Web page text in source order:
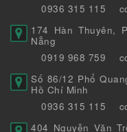
0936 315 115
174 Hàn Thuyên,
Nẵng
0919 968 759
Số 86/12 Phổ
Hồ Chí Minh
0936 315 115
404 Nguyễn Văn